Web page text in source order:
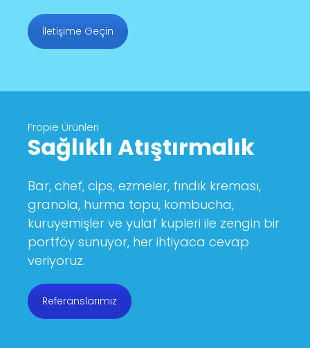
İletişime Geçin
Fropie Ürünleri
Sağlıklı Atıştırmalık
Bar, chef, cips, ezmeler, fındık kreması,
granola, hurma topu, kombucha,
kuruyemişler ve yulaf küpleri ile zengin bir
portföy sunuyor, her ihtiyaca cevap
veriyoruz.
Referanslarımız